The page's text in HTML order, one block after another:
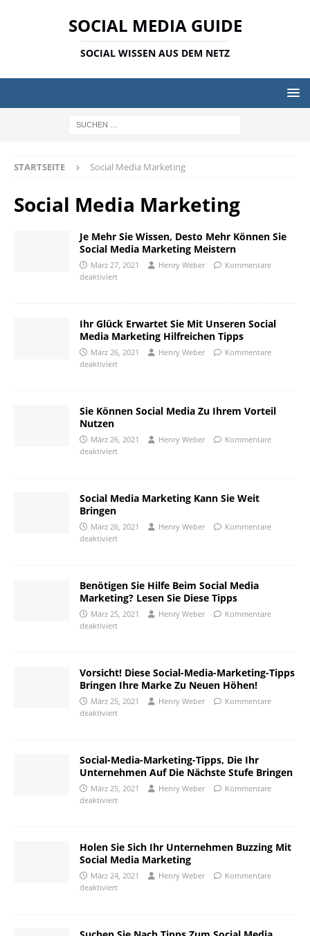
SOCIAL MEDIA GUIDE
SOCIAL WISSEN AUS DEM NETZ
STARTSEITE Social Media Marketing
Social Media Marketing
Je Mehr Sie Wissen, Desto Mehr Können Sie
Social Media Marketing Meistern
März 27, 2021 Henry Weber
Kommentare
deaktiviert
Ihr Glück Erwartet Sie Mit Unseren Social
Media Marketing Hilfreichen Tipps
März 26, 2021 Henry Weber
Kommentare
deaktiviert
Sie Können Social Media Zu Ihrem Vorteil
Nutzen
März 26, 2021 Henry Weber
Kommentare
deaktiviert
Social Media Marketing Kann Sie Weit
Bringen
März 26, 2021 Henry Weber
Kommentare
deaktiviert
Benötigen Sie Hilfe Beim Social Media
Marketing? Lesen Sie Diese Tipps
März 25, 2021 Henry Weber
Kommentare
deaktiviert
Vorsicht! Diese Social-Media-Marketing-Tipps
Bringen Ihre Marke Zu Neuen Höhen!
März 25, 2021 Henry Weber
Kommentare
deaktiviert
Social-Media-Marketing-Tipps, Die Ihr
Unternehmen Auf Die Nächste Stufe Bringen
März 25, 2021 Henry Weber
Kommentare
deaktiviert
Holen Sie Sich Ihr Unternehmen Buzzing Mit
Social Media Marketing
März 24, 2021 Henry Weber
Kommentare
deaktiviert